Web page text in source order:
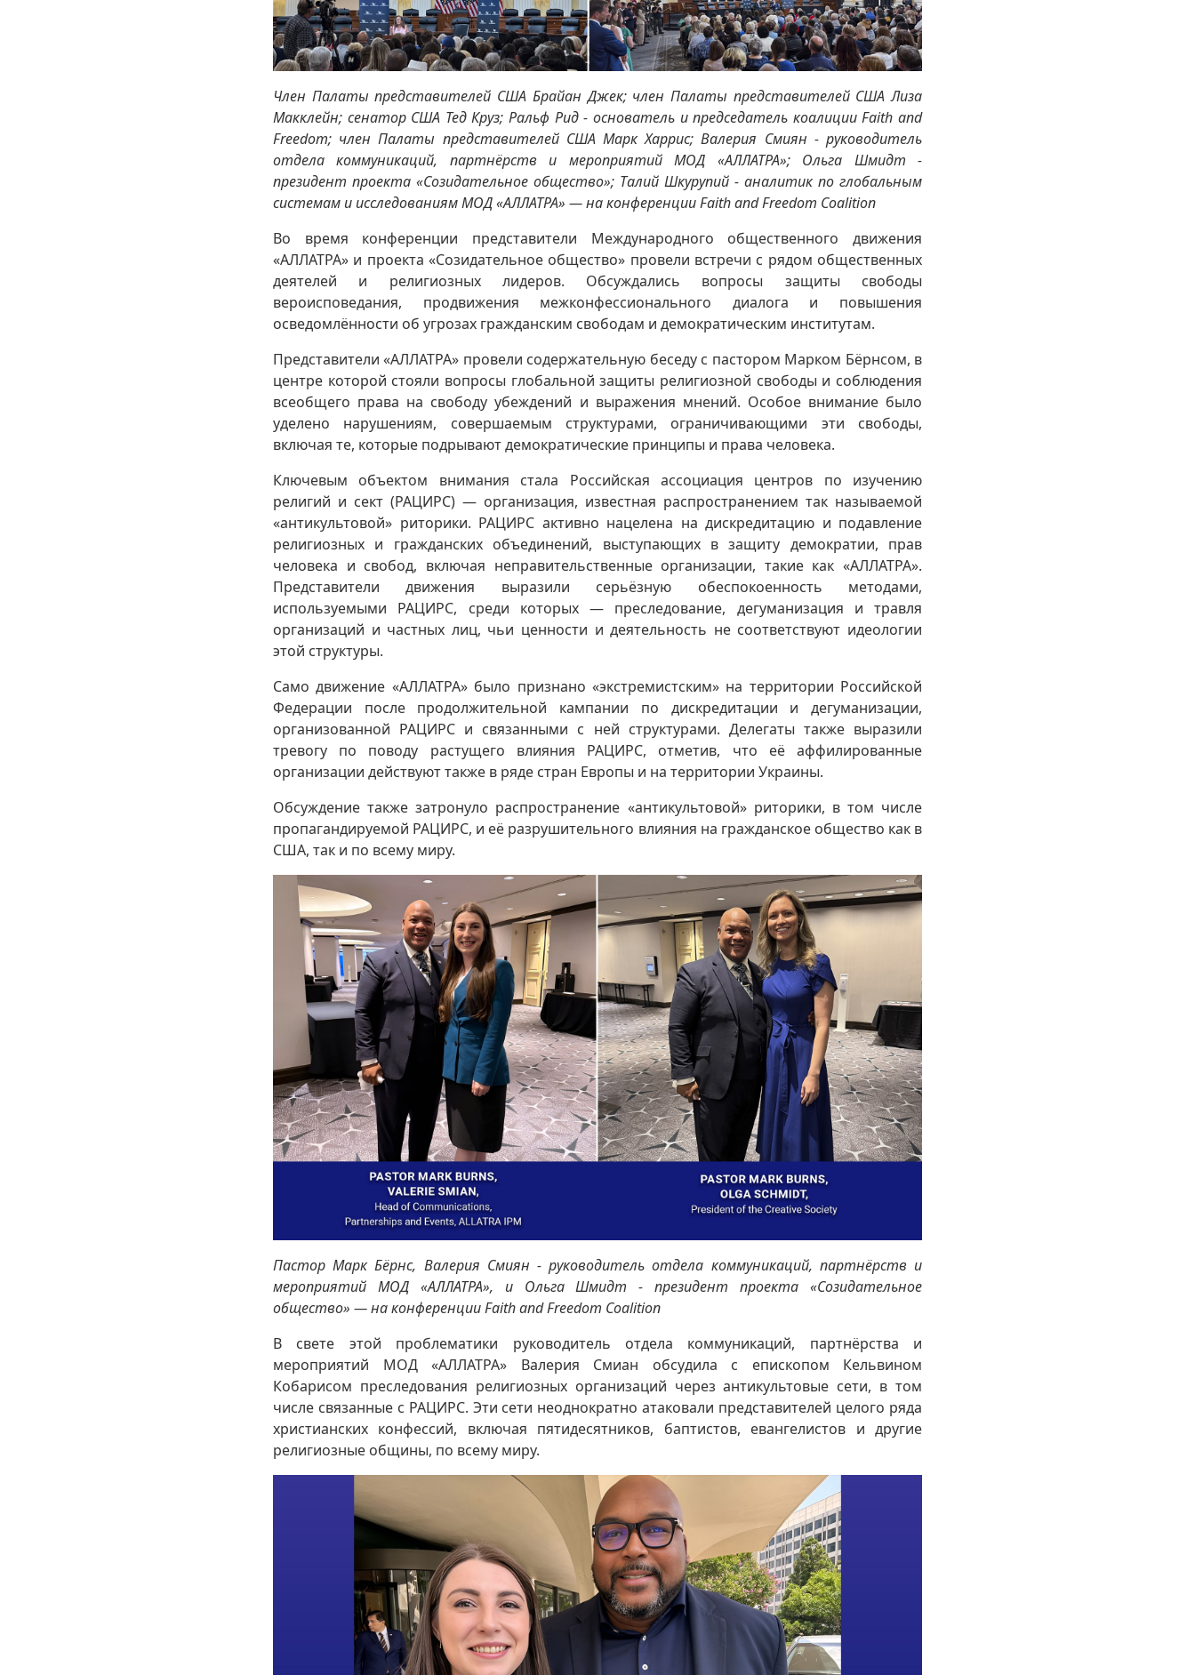
Член Палаты представителей США Брайан Джек; член Палаты представителей США Лиза
Макклейн; сенатор США Тед Круз; Ральф Рид - основатель и председатель коалиции Faith and
Freedom; член Палаты представителей США Марк Харрис; Валерия Смиян - руководитель
отдела коммуникаций, партнёрств и мероприятий МОД «АЛЛАТРА»; Ольга Шмидт -
президент проекта «Созидательное общество»; Талий Шкурупий - аналитик по глобальным
системам и исследованиям МОД «АЛЛАТРА» — на конференции Faith and Freedom Coalition
Во время конференции представители Международного общественного движения
«АЛЛАТРА» и проекта «Созидательное общество» провели встречи с рядом общественных
деятелей и религиозных лидеров. Обсуждались вопросы защиты свободы
вероисповедания, продвижения межконфессионального диалога и повышения
осведомлённости об угрозах гражданским свободам и демократическим институтам.
Представители «АЛЛАТРА» провели содержательную беседу с пастором Марком Бёрнсом, в
центре которой стояли вопросы глобальной защиты религиозной свободы и соблюдения
всеобщего права на свободу убеждений и выражения мнений. Особое внимание было
уделено нарушениям, совершаемым структурами, ограничивающими эти свободы,
включая те, которые подрывают демократические принципы и права человека.
Ключевым объектом внимания стала Российская ассоциация центров по изучению
религий и сект (РАЦИРС) — организация, известная распространением так называемой
«антикультовой» риторики. РАЦИРС активно нацелена на дискредитацию и подавление
религиозных и гражданских объединений, выступающих в защиту демократии, прав
человека и свобод, включая неправительственные организации, такие как «АЛЛАТРА».
Представители движения выразили серьёзную обеспокоенность методами,
используемыми РАЦИРС, среди которых — преследование, дегуманизация и травля
организаций и частных лиц, чьи ценности и деятельность не соответствуют идеологии
этой структуры.
Само движение «АЛЛАТРА» было признано «экстремистским» на территории Российской
Федерации после продолжительной кампании по дискредитации и дегуманизации,
организованной РАЦИРС и связанными с ней структурами. Делегаты также выразили
тревогу по поводу растущего влияния РАЦИРС, отметив, что её аффилированные
организации действуют также в ряде стран Европы и на территории Украины.
Обсуждение также затронуло распространение «антикультовой» риторики, в том числе
пропагандируемой РАЦИРС, и её разрушительного влияния на гражданское общество как в
США, так и по всему миру.
Пастор Марк Бёрнс, Валерия Смиян - руководитель отдела коммуникаций, партнёрств и
мероприятий МОД «АЛЛАТРА», и Ольга Шмидт - президент проекта «Созидательное
общество» — на конференции Faith and Freedom Coalition
В свете этой проблематики руководитель отдела коммуникаций, партнёрства и
мероприятий МОД «АЛЛАТРА» Валерия Смиан обсудила с епископом Кельвином
Кобарисом преследования религиозных организаций через антикультовые сети, в том
числе связанные с РАЦИРС. Эти сети неоднократно атаковали представителей целого ряда
христианских конфессий, включая пятидесятников, баптистов, евангелистов и другие
религиозные общины, по всему миру.